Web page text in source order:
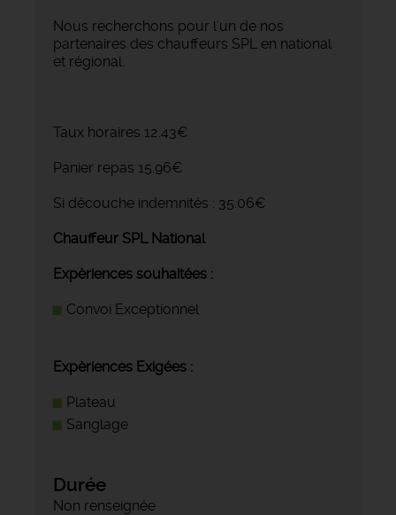
Nous recherchons pour l'un de nos
partenaires des chauffeurs SPL en national
et régional.
Taux horaires 12.43€
Panier repas 15.96€
Si découche indemnités : 35.06€
Chauffeur SPL National
Expèriences souhaitées :
Convoi Exceptionnel
Expèriences Exigées :
Plateau
Sanglage
Durée
Non renseignée